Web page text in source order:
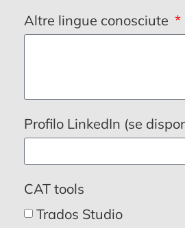
Altre lingue conosciute
Profilo LinkedIn (se
CAT tools
Trados Studio